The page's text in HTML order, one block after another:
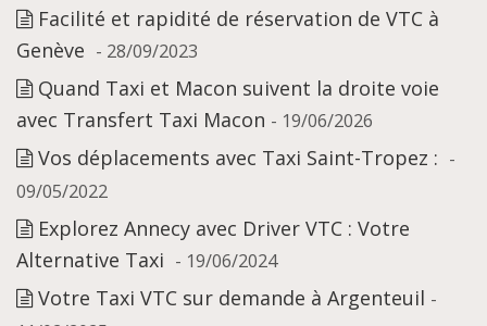
Facilité et rapidité de réservation de VTC à
Genève - 28/09/2023
Quand Taxi et Macon suivent la droite voie
avec Transfert Taxi Macon - 19/06/2026
Vos déplacements avec Taxi Saint-Tropez : -
09/05/2022
Explorez Annecy avec Driver VTC : Votre
Alternative Taxi - 19/06/2024
Votre Taxi VTC sur demande à Argenteuil -